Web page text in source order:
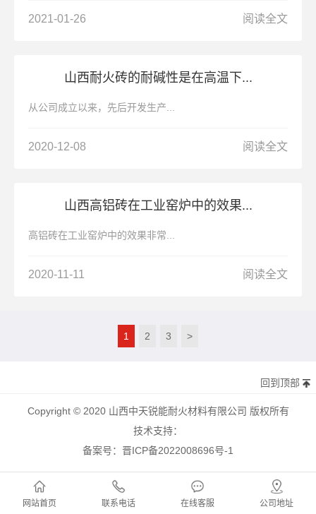
2021-01-26 阅读全文
山西耐火砖的耐碱性是在高温下...
从公司成立以来，先后开发生产...
2020-12-08 阅读全文
山西高铝砖在工业窑炉中的效果...
高铝砖在工业窑炉中的效果非常...
2020-11-11 阅读全文
1 2 3 >
网站首页 联系电话 在线客服 公司地址
回到顶部
Copyright © 2020 山西中天锐能耐火材料有限公司 版权所有
技术支持：
备案号：晋ICP备2022008696号-1